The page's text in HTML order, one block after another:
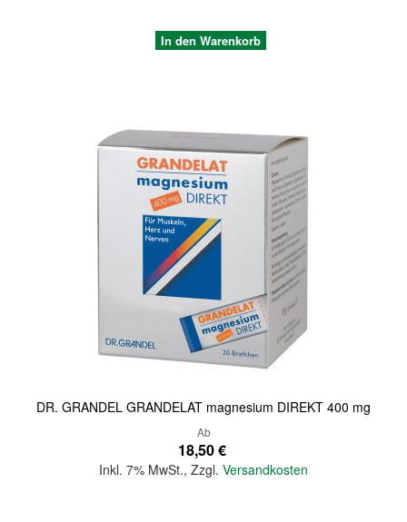
In den Warenkorb
DR. GRANDEL GRANDELAT magnesium DIREKT 400 mg
Ab
18,50 €
Inkl. 7% MwSt., Zzgl. Versandkosten